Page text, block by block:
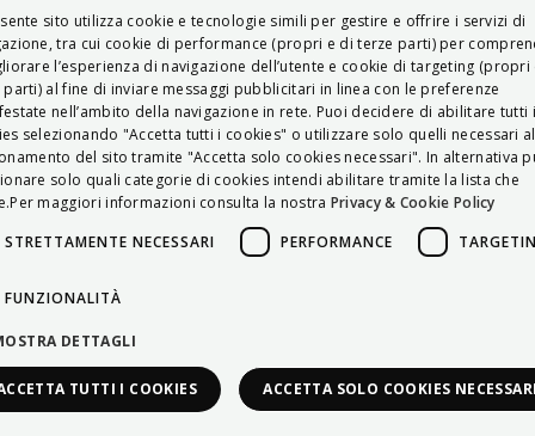
ITALIAN
ENGLISH
FRENCH
HUNGARIAN
DEUTSCH
POLSKI
sito utilizza cookie e tecnologie simili per gestire e offrire i servizi di
tra cui cookie di performance (propri e di terze parti) per
l’esperienza di navigazione dell’utente e cookie di targeting (propri
parti) al fine di inviare messaggi pubblicitari in linea con le preferenze
nell’ambito della navigazione in rete. Puoi decidere di abilitare tutti i
selezionando "Accetta tutti i cookies" o utilizzare solo quelli necessari al
del sito tramite "Accetta solo cookies necessari". In alternativa
solo quali categorie di cookies intendi abilitare tramite la lista che
maggiori informazioni consulta la nostra Privacy & Cookie Policy
STRETTAMENTE NECESSARI
PERFORMANCE
FUNZIONALITÀ
DETTAGLI
TUTTI I COOKIES ACCETTA SOLO COOKIES